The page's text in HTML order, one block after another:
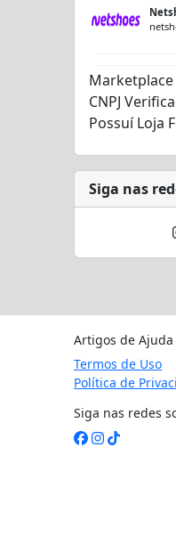
CNPJ
Possuí Loja
Siga nas
Artigos de Ajuda
Termos de Uso
Política de
Siga nas redes